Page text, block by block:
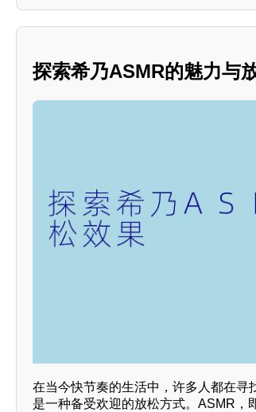
探索希乃ASMR的魅力与
在当今快节奏的生活中，许多人都在
是一种备受欢迎的放松方式。ASMR，